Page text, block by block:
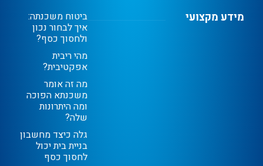
מידע מקצועי ביטוח משכנתה:
איך לבחור נכון
ולחסוך כסף?
מהי ריבית
אפקטיבית?
מה זה אומר
משכנתא הפוכה
ומה היתרונות
שלה?
גלה כיצד מחשבון
בניית בית יכול
לחסוך כסף